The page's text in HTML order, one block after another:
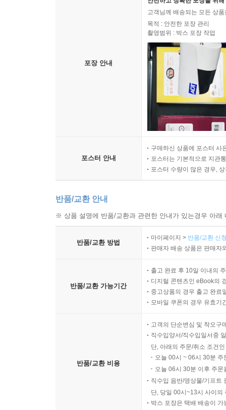
포장 안내
고객님께 배송되는 모든 상
목적 : 안전한 포장 관리
촬영범위 : 박스 포장 작업
포스터 안내
구매하신 상품에 포스터 사
포스터는 기본적으로 지관
포스터 수량이 많은 경우,
반품/교환 안내
※ 상품 설명에 반품/교환과 관련한 안내가 있는경우 아
반품/교환 방법
마이페이지 > 반품/교환 신
판매자 배송 상품은 판매자
반품/교환 가능기간
출고 완료 후 10일 이내의
디지털 콘텐츠인 eBook의
중고상품의 경우 출고 완료
모바일 쿠폰의 경우 유효기
반품/교환 비용
고객의 단순변심 및 착오구
직수입양서/직수입일서중
단, 아래의 주문/취소 조건
오늘 00시 ~ 06시 30분
오늘 06시 30분 이후 주
직수입 음반/영상물/기프트
단, 당일 00시~13시 사이의
박스 포장은 택배 배송이